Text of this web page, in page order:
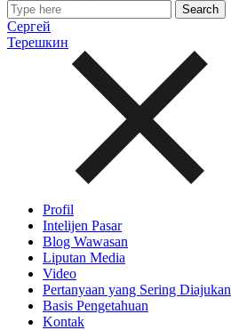
Сергей
Терешкин
Profil
Intelijen Pasar
Blog Wawasan
Liputan Media
Video
Pertanyaan yang Sering Diajukan
Basis Pengetahuan
Kontak